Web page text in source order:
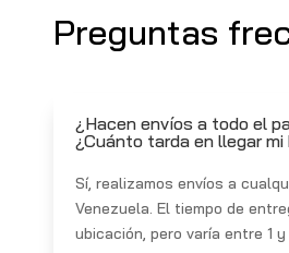
Preguntas
¿Hacen envíos a todo el
¿Cuánto tarda en llegar
Sí, realizamos envíos a
Venezuela. El tiempo de
ubicación, pero varía entre 1